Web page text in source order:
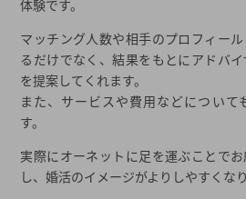
体験です。
マッチング人数や相手のプロフィー
るだけでなく、結果をもとにアドバ
を提案してくれます。
また、サービスや費用などについて
す。
実際にオーネットに足を運ぶことで
し、婚活のイメージがよりしやすくなり